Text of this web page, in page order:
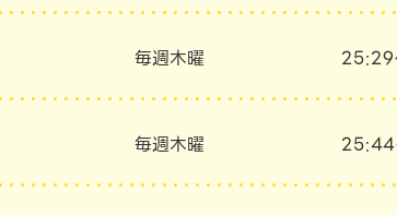
毎週木曜 25:29
毎週木曜 25:44